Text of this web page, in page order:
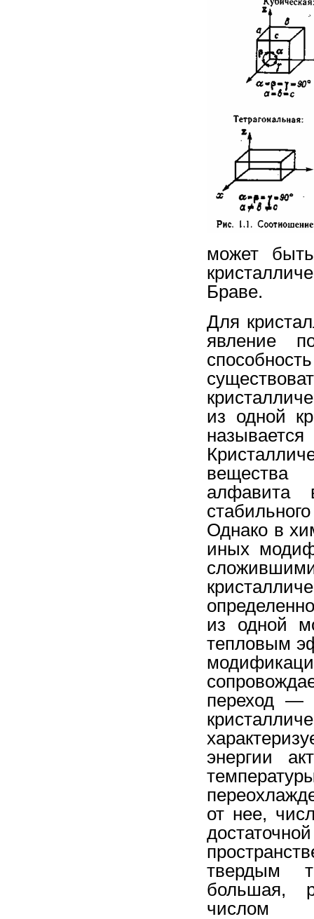
может
Браве.
Для
явление
из одной
вещества
алфавита
Однако в
иных
из одной
тепловым
переход —
энергии
от нее,
твердым
большая,
числом